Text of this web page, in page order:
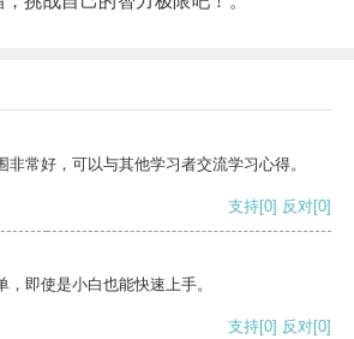
常好，可以与其他学习者交流学习心得。
支持[0] 反对[0]
即使是小白也能快速上手。
支持[0] 反对[0]